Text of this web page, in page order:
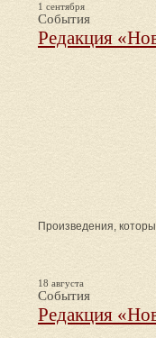
1 сентября
События
Редакция
Произведения,
18 августа
События
Редакция